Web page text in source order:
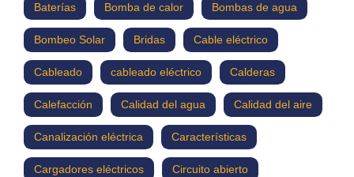
Baterías Bomba de calor Bombas de agua
Bombeo Solar Bridas Cable eléctrico
Cableado cableado eléctrico Calderas
Calefacción Calidad del agua Calidad del aire
Canalización eléctrica Características
Cargadores eléctricos Circuito abierto